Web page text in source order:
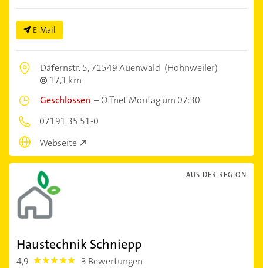
E-Mail
Däfernstr. 5,71549 Auenwald (Hohnweiler)
17,1 km
Geschlossen –Öffnet Montag um 07:30
07191 35 51-0
Webseite
AUS DER REGION
Haustechnik Schniepp
4,9 4.9 3 Bewertungen